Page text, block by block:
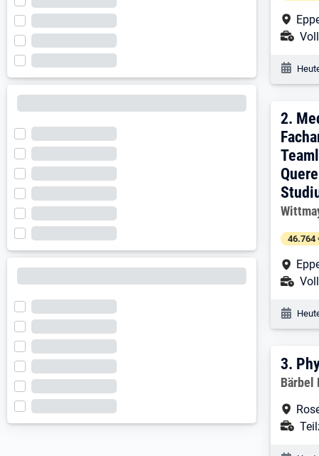
2.
2.
46.764
3.
3.
Bärbel